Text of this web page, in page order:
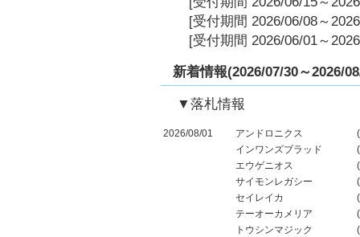
[受付期間 2026/06/08～
[受付期間 2026/06/01～
新着情報(2026/07/30～2026/
▼落札情報
2026/08/01 アンドロニクス
インワンズブラッド
エウゲニオス
サイモンレガシー
セイレイカ
テーオーカメリア
トウシンマジック